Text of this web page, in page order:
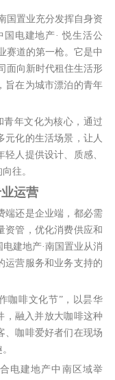
国置业充分发挥自身资
电建地产· 悦生活公
赛道的第一枪。它是中
面向新时代租住生活形
旨在为城市漂泊的青年
青年文化为核心，通过
元化的生活场景，让人
人提供设计、质感、
往。
运营
端还是企业端，都必需
资管，优化消费供应和
建地产·南国置业从消
运营服务和业务支持的
咖啡文化节”，以昙华
，融入并放大咖啡这种
、咖啡爱好者们在现场
电建地产中南区域举